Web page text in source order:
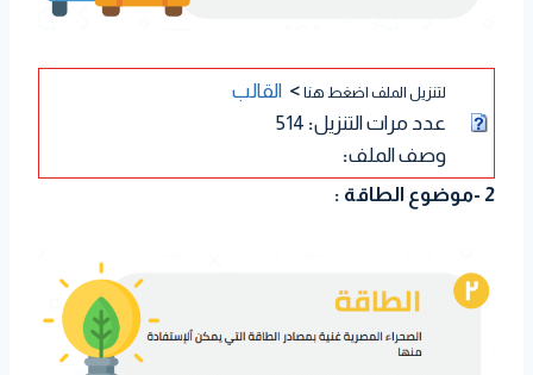
لتنزيل الملف اضغط هنا > القالب
عدد مرات التنزيل:
وصف الملف:
2 -موضوع الطاقة :